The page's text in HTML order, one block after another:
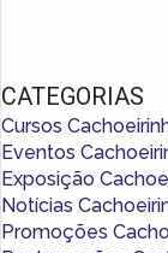
CATEGORIAS
Cursos
Eventos
Exposição
Notícias
Promoções